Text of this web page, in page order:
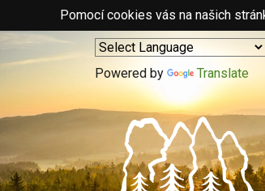
Pomocí cookies vás na našich
Powered by Translate